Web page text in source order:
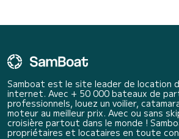
Samboat est le site leader de location
internet. Avec + 50 000 bateaux de
professionnels, louez un voilier,
moteur au meilleur prix. Avec ou sans
croisière partout dans le monde !
propriétaires et locataires en toute